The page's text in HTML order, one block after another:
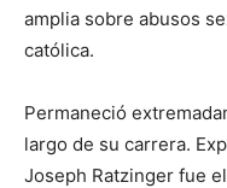
amplia sobre abusos
católica.
Permaneció
largo de su carrera.
Joseph Ratzinger fue